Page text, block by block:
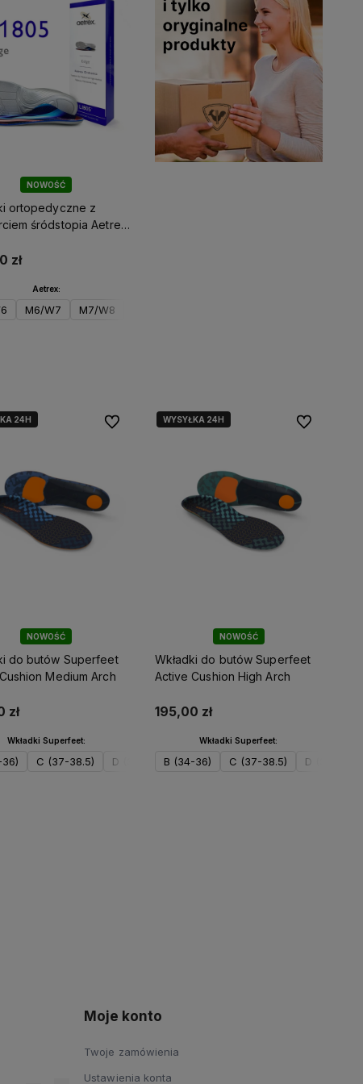
NOWOŚĆ
ortopedyczne z
śródstopia Aetrex
zł
Aetrex:
M6/W7 M7/W8
44) F (45-46.5)
NOWOŚĆ
24H
do butów Superfeet
Medium Arch
zł
Wkładki Superfeet:
C (37-38.5) D (39-41) E (42-44) F (45-46.5)
Do ulubionych
NOWOŚĆ
WYSYŁKA 24H
Wkładki do butów Superfeet
Active Cushion High Arch
195,00 zł
Wkładki Superfeet:
B (34-36) C (37-38.5) D (39-41)
Do ulubionych
Moje konto
Twoje zamówienia
Ustawienia konta